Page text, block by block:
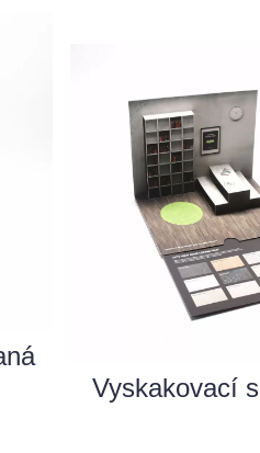
Vyskakovací